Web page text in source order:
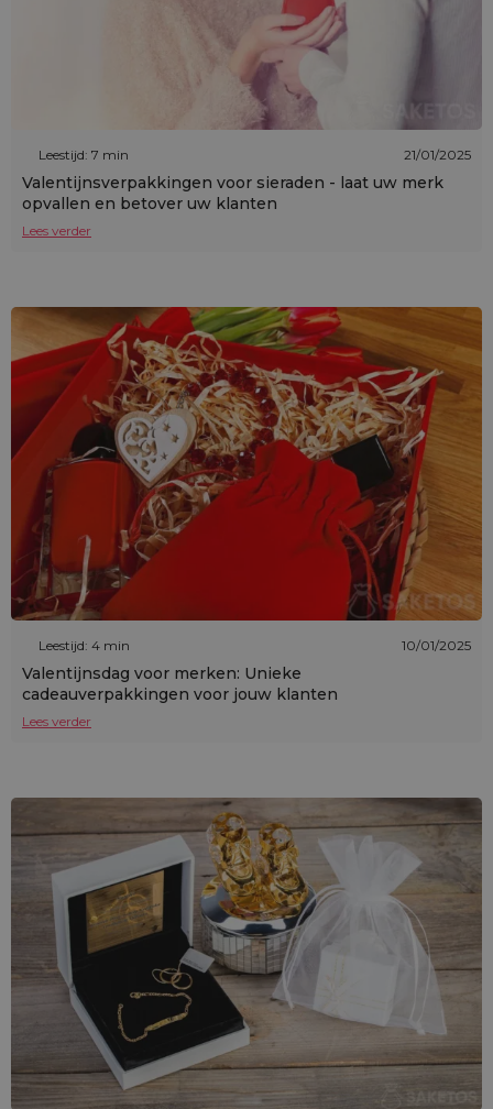
Leestijd: 7 min 21/01/2025
Valentijnsverpakkingen voor sieraden - laat uw merk
opvallen en betover uw klanten
Lees verder
Leestijd: 4 min 10/01/2025
Valentijnsdag voor merken: Unieke
cadeauverpakkingen voor jouw klanten
Lees verder